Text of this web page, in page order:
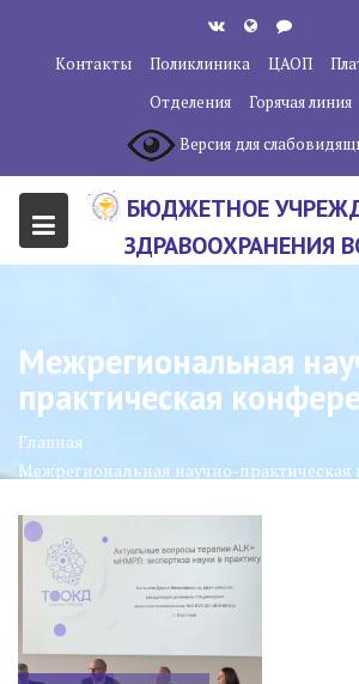
содержанию
Контакты Поликлиника ЦАОП
Отделения
Горячая линия
Версия для
БЮДЖЕТНОЕ
ЗДРАВООХРАНЕНИЯ
КЛИНИЧЕСКИЙ
ЦЕНТР"
Межрегиональная
практическая
Главная
Межрегиональная научно-